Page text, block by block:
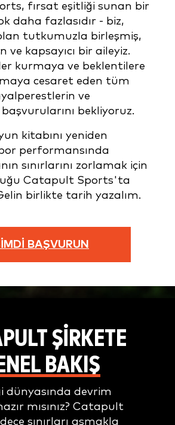
fırsat eşitliği sunan bir
daha fazlasıdır - biz,
tutkumuzla birleşmiş,
ve kapsayıcı bir aileyiz.
kurmaya ve beklentilere
cesaret eden tüm
ve
bekliyoruz.
kitabını yeniden
performansında
sınırlarını zorlamak için
Catapult Sports'ta
birlikte tarih yazalım.
BAŞVURUN
ŞİRKETE
BAKIŞ
dünyasında devrim
mısınız? Catapult
sınırları aşmakla